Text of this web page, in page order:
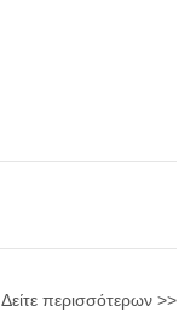
Δείτε περισσότερων >>